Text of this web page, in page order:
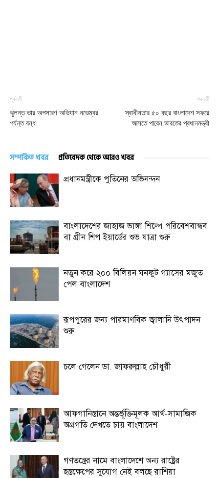
পূর্ববর্তী
ঝুলন্ত তার অপসারণ অভিযান নভেম্বর
পর্যন্ত বন্ধ
পরবর্তী
স্বাধীনতার ৫০ বছর বাংলাদেশ সফরে
আসতে পারেন ভারতের প্রধানমন্ত্রী
সম্পর্কিত খবর প্রতিবেদক থেকে আরও খবর
প্রধানমন্ত্রীকে পুতিনের অভিনন্দন
বাংলাদেশের জাহাজ ভাঙ্গা শিল্পে পরিবেশবান্ধব
বা গ্রীন শিপ ইয়ার্ডের শুভ যাত্রা শুরু
নতুন করে ২০০ বিলিয়ন ঘনফুট গ্যাসের মজুত
পেল বাংলাদেশ
রূপপুরের জন্য পারমাণবিক জ্বালানি উৎপাদন
শুরু
চলে গেলেন ডা. জাফরুল্লাহ চৌধুরী
আফগানিস্তানে অন্তর্ভূক্তিমূলক আর্থ-সামাজিক
অগ্রগতি দেখতে চায় বাংলাদেশ
গণতন্ত্রের নামে বাংলাদেশে অন্য রাষ্ট্রের
হস্তক্ষেপের সুযোগ নেই বলছে রাশিয়া